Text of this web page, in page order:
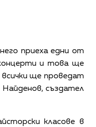
приеха едни от
и това ще
ще проведат
Найденов, създател
класове в